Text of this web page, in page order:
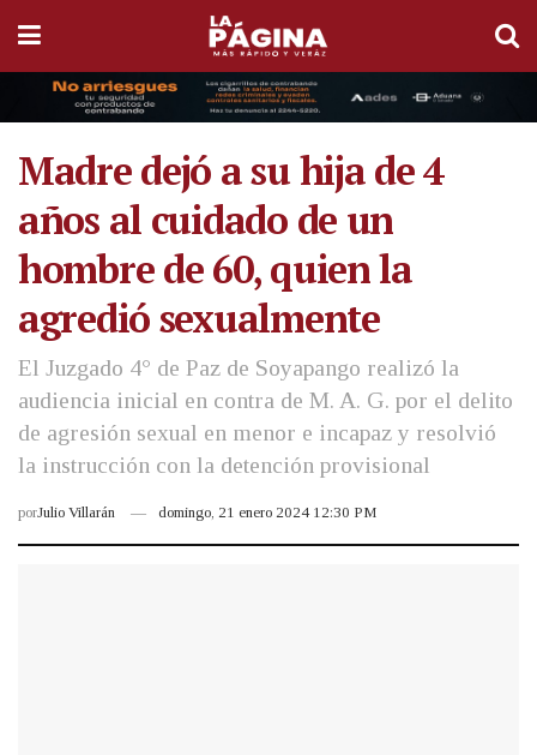
Madre dejó a su hija de 4
años al cuidado de un
hombre de 60, quien la
agredió sexualmente
El Juzgado 4° de Paz de Soyapango realizó la
audiencia inicial en contra de M. A. G. por el delito
de agresión sexual en menor e incapaz y resolvió
la instrucción con la detención provisional
porJulio Villarán domingo, 21 enero 2024 12:30 PM